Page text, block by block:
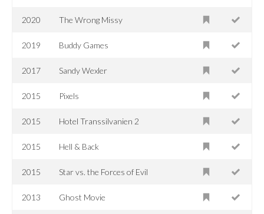
2020 The Wrong Missy
2019 Buddy Games
2017 Sandy Wexler
2015 Pixels
2015 Hotel Transsilvanien 2
2015 Hell & Back
2015 Star vs. the Forces of Evil
2013 Ghost Movie